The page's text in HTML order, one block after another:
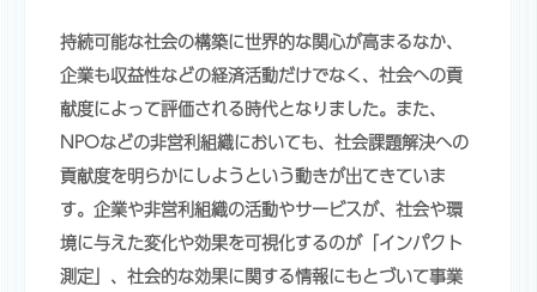
持続可能な社会の構築に世界的な関心が高まるなか、
企業も収益性などの経済活動だけでなく、社会への貢
献度によって評価される時代となりました。また、
NPOなどの非営利組織においても、社会課題解決への
貢献度を明らかにしようという動きが出てきていま
す。企業や非営利組織の活動やサービスが、社会や環
境に与えた変化や効果を可視化するのが「インパクト
測定」、社会的な効果に関する情報にもとづいて事業